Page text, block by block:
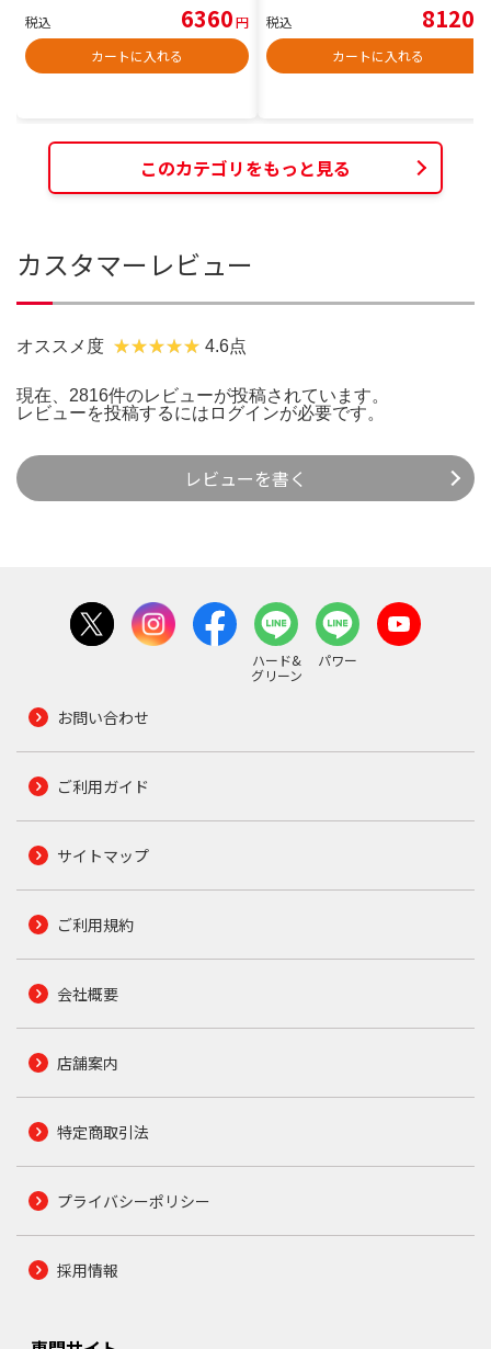
税込 6360円
カートに入れる
税込 8120
カートに入れる
このカテゴリをもっと見る
カスタマーレビュー
オススメ度 4.6点
現在、2816件のレビューが投稿されています。
レビューを投稿するには ログインが必要です。
レビューを書く
ハード&
グリーン
パワー
お問い合わせ
ご利用ガイド
サイトマップ
ご利用規約
会社概要
店舗案内
特定商取引法
プライバシーポリシー
採用情報